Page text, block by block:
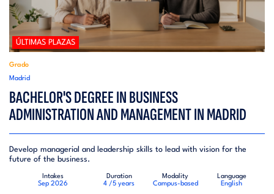
ÚLTIMAS PLAZAS
Grado
Madrid
BACHELOR'S DEGREE IN BUSINESS
ADMINISTRATION AND MANAGEMENT IN MADRID
Develop managerial and leadership skills to lead with vision for the
future of the business.
Intakes
Sep 2026
Duration
4 /5 years
Modality
Campus-based
Language
English